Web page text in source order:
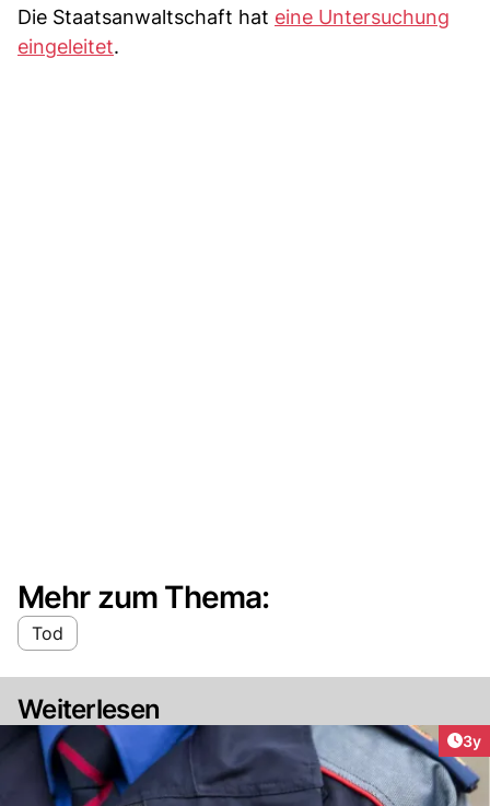
Die Staatsanwaltschaft hat eine Untersuchung
eingeleitet.
Mehr zum Thema:
Tod
Weiterlesen
3y